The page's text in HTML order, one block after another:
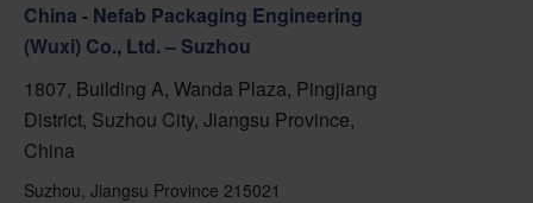
China - Nefab Packaging Engineering
(Wuxi) Co., Ltd. – Suzhou
1807, Building A, Wanda Plaza, Pingjiang
District, Suzhou City, Jiangsu Province,
China
Suzhou, Jiangsu Province 215021